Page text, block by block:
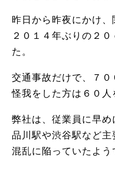
昨日から昨夜にかけ、
２０１４年ぶりの２
た。
交通事故だけで、７０
怪我をした方は６０人
弊社は、従業員に早め
品川駅や渋谷駅など主
混乱に陥っていたよう